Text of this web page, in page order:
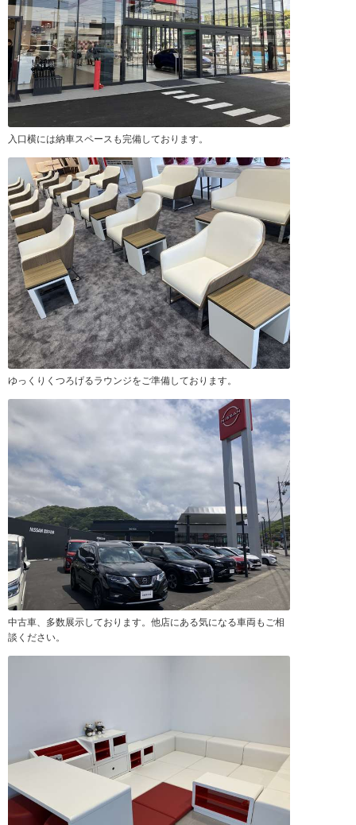
入口横には納車スペースも完備しております。
ゆっくりくつろげるラウンジをご準備しております。
中古車、多数展示しております。他店にある気になる車両もご相
談ください。